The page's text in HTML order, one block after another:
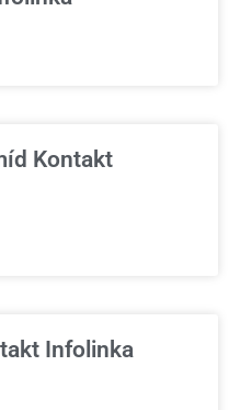
Kontakt
Infolinka